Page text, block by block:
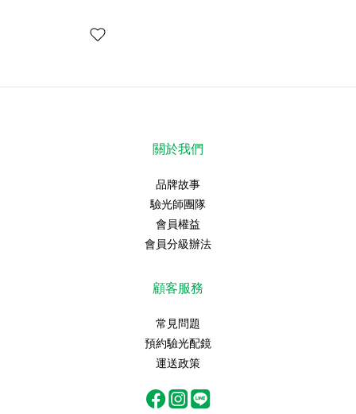
關於我們
品牌故事
驗光師團隊
會員權益
會員分級辦法
顧客服務
常見問題
預約驗光配鏡
運送政策